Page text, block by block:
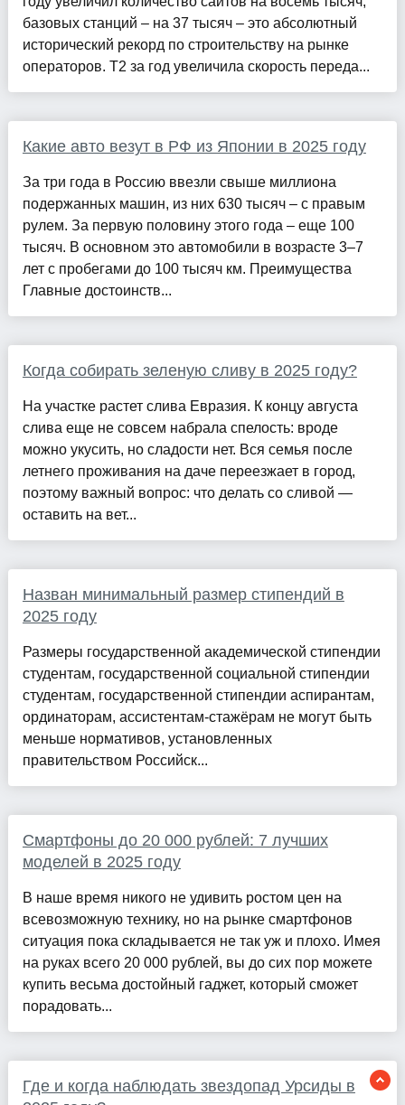
базовых станций – на 37 тысяч – это абсолютный
исторический рекорд по строительству на рынке
операторов. Т2 за год увеличила скорость переда...
Какие авто везут в РФ из Японии в 2025 году
За три года в Россию ввезли свыше миллиона
подержанных машин, из них 630 тысяч – с правым
рулем. За первую половину этого года – еще 100
тысяч. В основном это автомобили в возрасте 3–7
лет с пробегами до 100 тысяч км. Преимущества
Главные достоинств...
Когда собирать зеленую сливу в 2025 году?
На участке растет слива Евразия. К концу августа
слива еще не совсем набрала спелость: вроде
можно укусить, но сладости нет. Вся семья после
летнего проживания на даче переезжает в город,
поэтому важный вопрос: что делать со сливой —
оставить на вет...
Назван минимальный размер стипендий в
2025 году
Размеры государственной академической стипендии
студентам, государственной социальной стипендии
студентам, государственной стипендии аспирантам,
ординаторам, ассистентам-стажёрам не могут быть
меньше нормативов, установленных
правительством Российск...
Смартфоны до 20 000 рублей: 7 лучших
моделей в 2025 году
В наше время никого не удивить ростом цен на
всевозможную технику, но на рынке смартфонов
ситуация пока складывается не так уж и плохо. Имея
на руках всего 20 000 рублей, вы до сих пор можете
купить весьма достойный гаджет, который сможет
порадовать...
Где и когда наблюдать звездопад Урсиды в